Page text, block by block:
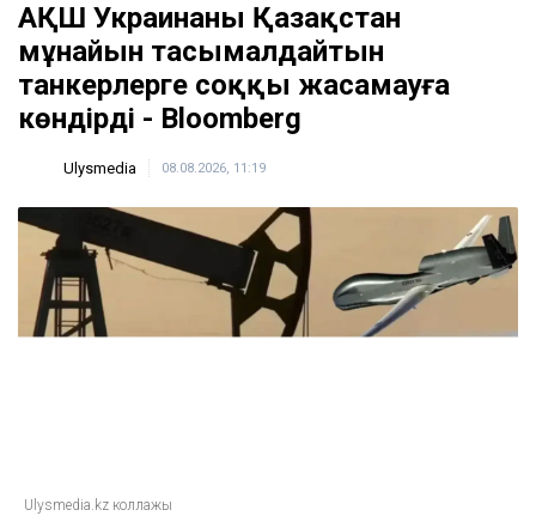
АҚШ Украинаны Қазақстан
мұнайын тасымалдайтын
танкерлерге соққы жасамауға
көндірді - Bloomberg
Ulysmedia 08.08.2026, 11:19
Ulysmedia.kz коллажы